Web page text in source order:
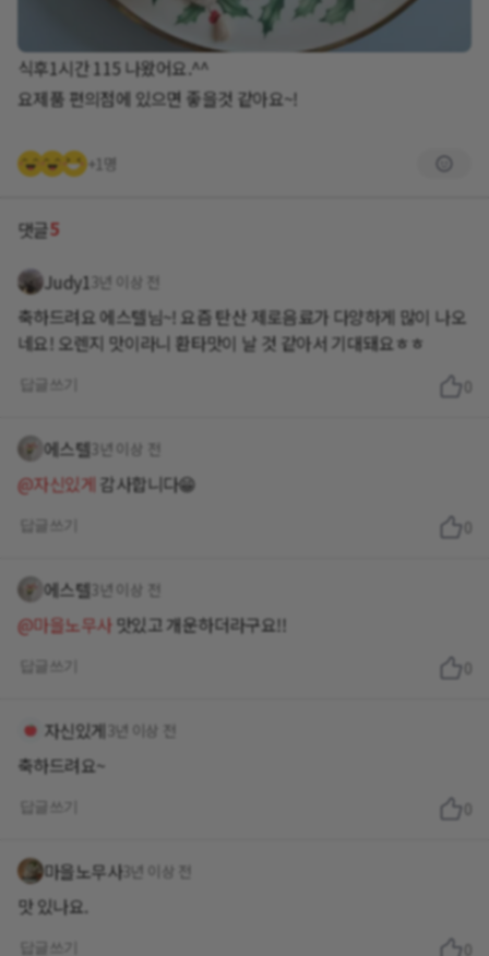
식후1시간 115 나왔어요.^^
요제품 편의점에 있으면 좋을것 같아요~!
+1명
댓글5
Judy1 3년 이상 전
축하드려요 에스텔님~! 요즘 탄산 제로음료가 다양하게 많이 나오
네요! 오렌지 맛이라니 환타맛이 날 것 같아서 기대돼요ㅎㅎ
에스텔 3년 이상 전
@자신있게 감사합니다😁
에스텔 3년 이상 전
@마을노무사 맛있고 개운하더라구요!!
자신있게 3년 이상 전
축하드려요~
마을노무사 3년 이상 전
맛 있나요.